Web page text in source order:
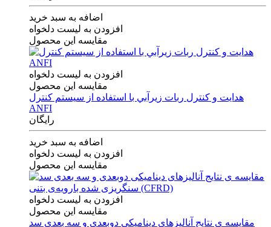
اضافه به سبد خرید
افزودن به لیست دلخواه
مقایسه این محصول
افزودن به لیست دلخواه
مقایسه این محصول
هدايت و كنترل ربات زيرآبي با استفاده از سيستم كنترل
ANFI
رایگان
اضافه به سبد خرید
افزودن به لیست دلخواه
مقایسه این محصول
افزودن به لیست دلخواه
مقایسه این محصول
مقایسه ی‌ نتایج آنالیزهای‌ دینامیکی‌ دوبعدی‌ و‌ سه بعدی‌ سد